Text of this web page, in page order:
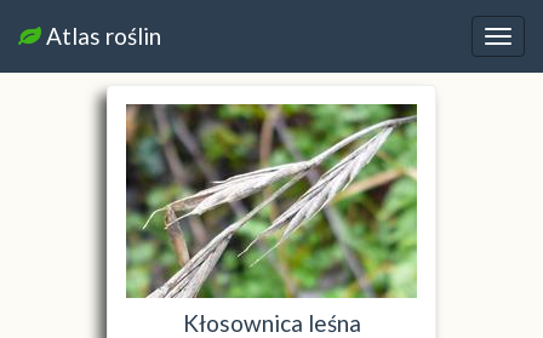
Atlas roślin
Kłosownica leśna